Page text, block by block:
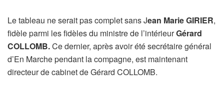
Le tableau ne serait pas complet sans Jean Marie GIRIER,
fidèle parmi les fidèles du ministre de l’intérieurGérard
COLLOMB.Ce dernier, après avoir été secrétaire général
d’En Marche pendant la compagne, est maintenant
directeur de cabinet de Gérard COLLOMB.